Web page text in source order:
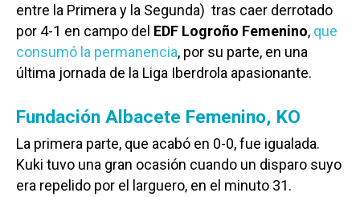
entre la Primera y la Segunda) tras caer derrotado
por 4-1 en campo del EDF Logroño Femenino, que
consumó la permanencia, por su parte, en una
última jornada de la Liga Iberdrola apasionante.
Fundación Albacete Femenino, KO
La primera parte, que acabó en 0-0, fue igualada.
Kuki tuvo una gran ocasión cuando un disparo suyo
era repelido por el larguero, en el minuto 31.